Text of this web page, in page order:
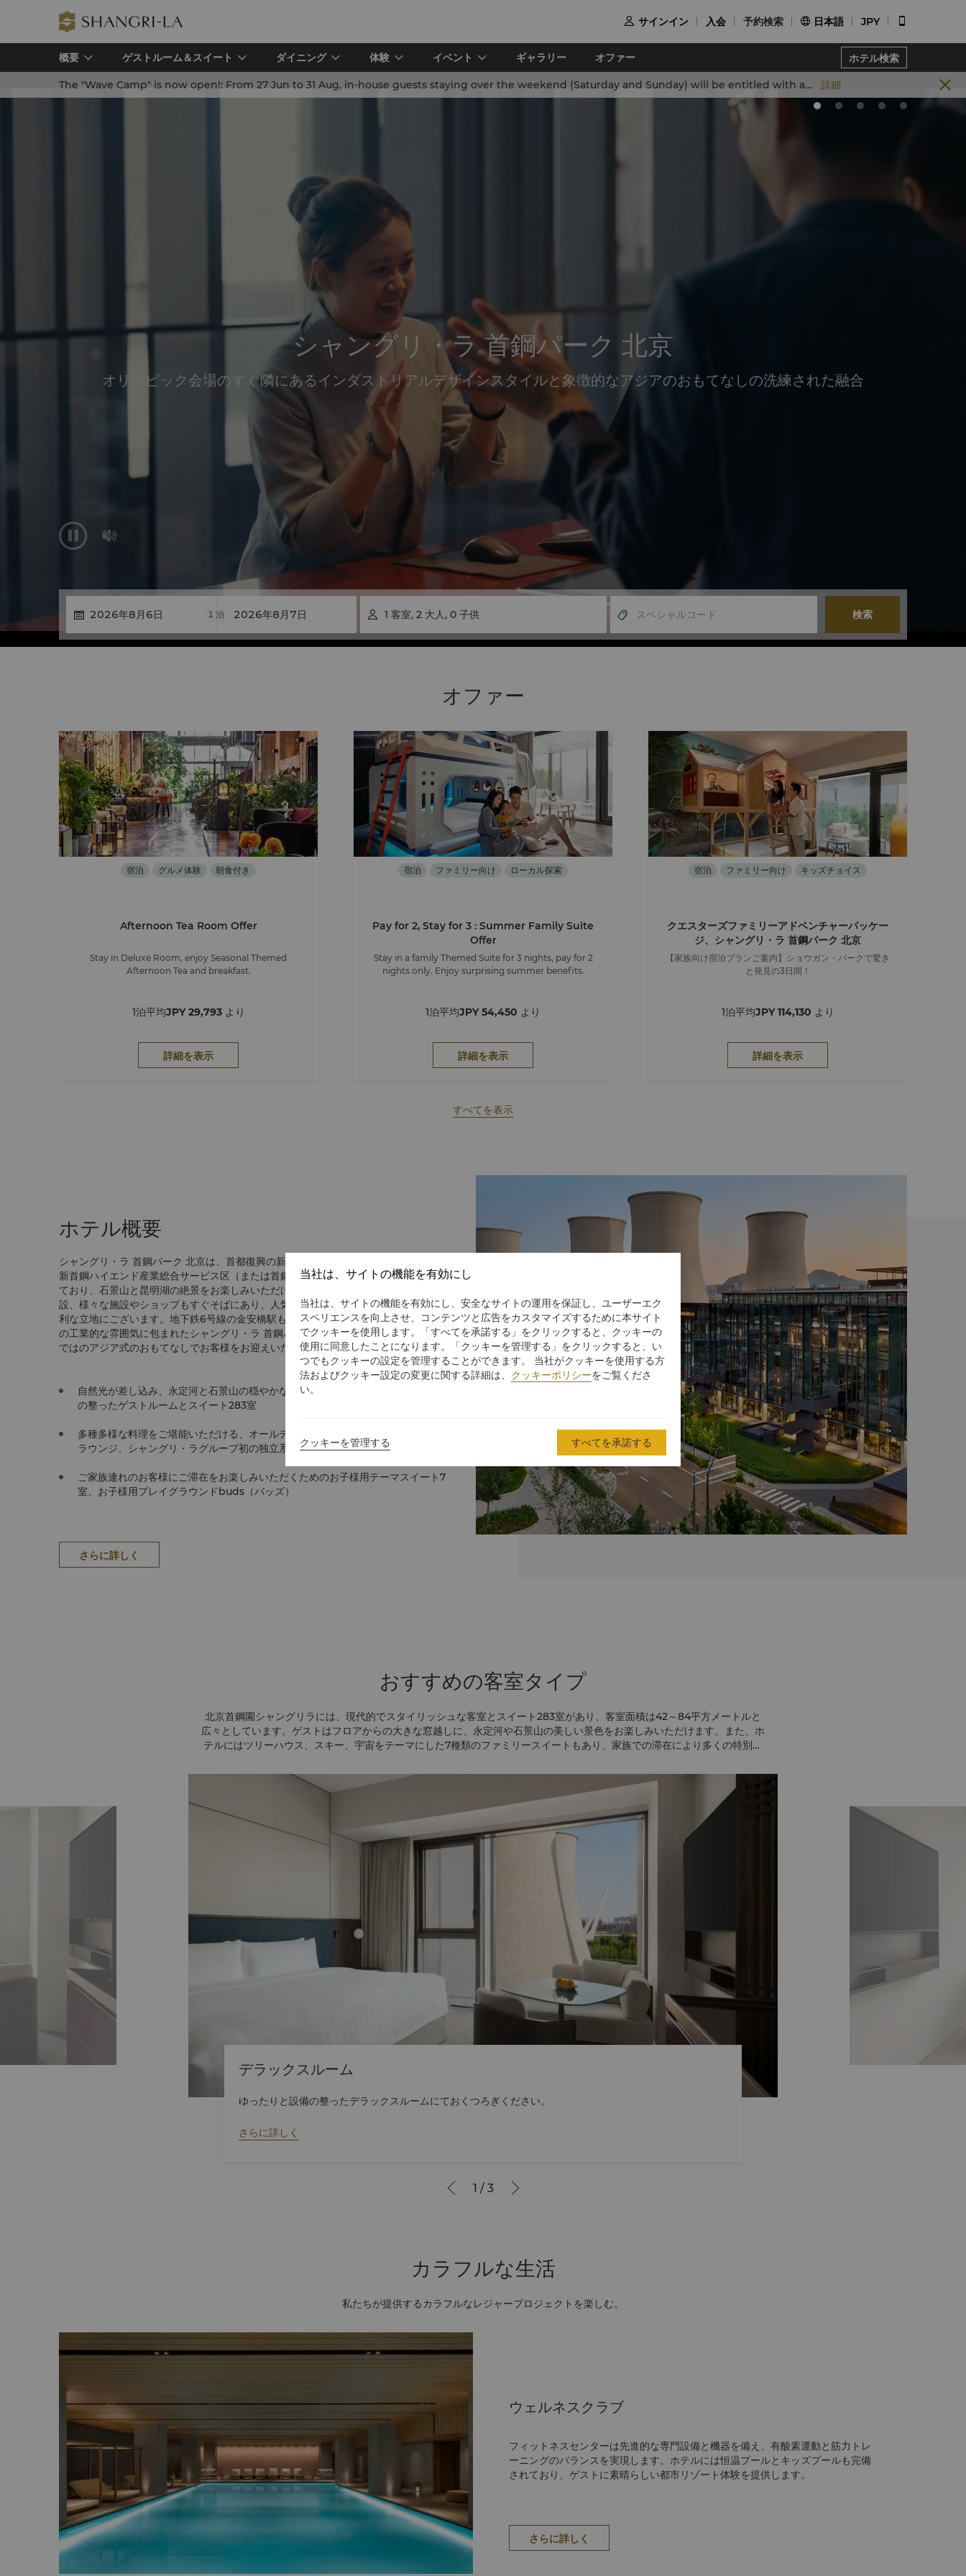
 サインイン 入会 予約検索  日本語 JPY
概要 ゲストルーム＆スイート ダイニング 体験 イベント ギャラリー オファー ホテル検索
The "Wave Camp" is now open!: From 27 Jun to 31 Aug, in-house guests staying over the weekend (Saturday and Sunday) will be entitled with access for two adults and one child to the Wave Camp throughout their stay. Join us and dive into your seasonal joy. 詳細 
シャングリ・ラ 首鋼パーク 北京
オリンピック会場のすぐ隣にあるインダストリアルデザインスタイルと象徴的なアジアのおもてなしの洗練された融合
 
1 泊  1 客室, 2 大人 , 0 子供 検索
オファー
宿泊 グルメ体験 朝食付き
Afternoon Tea Room Offer
Stay in Deluxe Room, enjoy Seasonal Themed
Afternoon Tea and breakfast.
1泊平均JPY 29,793より
詳細を表示
宿泊 ファミリー向け ローカル探索
Pay for 2, Stay for 3 : Summer Family Suite
Offer
Stay in a family Themed Suite for 3 nights, pay for 2
nights only. Enjoy surprising summer benefits.
1泊平均JPY 54,450 より
詳細を表示
宿泊 ファミリー向け キッズチョイス
クエスターズファミリーアドベンチャーパッケー
ジ、シャングリ・ラ 首鋼パーク 北京
【家族向け宿泊プランご案内】ショウガン・パークで驚き
と発見の3日間！
1泊平均JPY 114,130 より
詳細を表示
すべてを表示
ホテル概要
シャングリ・ラ 首鋼パーク 北京は、首都復興の新しいランドマークとして知られる、
新首鋼ハイエンド産業総合サービス区（または首鋼パーク）の便利な中心部に位置し
ており、石景山と昆明湖の絶景をお楽しみいただけます。六工汇やオフィス複合施
設、様々な施設やショップもすぐそばにあり、人気観光名所へのアクセスも容易で便
利な立地にございます。地下鉄6号線の金安橋駅も近郊にございます。100年以上も前
の工業的な雰囲気に包まれたシャングリ・ラ 首鋼パーク 北京は、シャングリ・ラなら
ではのアジア式のおもてなしでお客様をお迎えいたします。
自然光が差し込み、永定河と石景山の穏やかな景色をお楽しみいただける、設備
の整ったゲストルームとスイート283室
多種多様な料理をご堪能いただける、オールデーダイニングレストラン、ロビー
ラウンジ、シャングリ・ラグループ初の独立系レストラン
ご家族連れのお客様にご滞在をお楽しみいただくためのお子様用テーマスイート7
室、お子様用プレイグラウンドbuds（バッズ）
さらに詳しく
おすすめの客室タイプ
北京首鋼園シャングリラには、現代的でスタイリッシュな客室とスイート283室があり、客室面積は42～84平方メートルと
広々としています。ゲストはフロアからの大きな窓越しに、永定河や石景山の美しい景色をお楽しみいただけます。また、ホ
テルにはツリーハウス、スキー、宇宙をテーマにした7種類のファミリースイートもあり、家族での滞在により多くの特別な
デラックスルーム
ゆったりと設備の整ったデラックスルームにておくつろぎください。
さらに詳しく
 1 /3 
カラフルな生活
私たちが提供するカラフルなレジャープロジェクトを楽しむ。
ウェルネスクラブ
フィットネスセンターは先進的な専門設備と機器を備え、有酸素運動と筋力トレ
ーニングのバランスを実現します。ホテルには恒温プールとキッズプールも完備
されており、ゲストに素晴らしい都市リゾート体験を提供します。
さらに詳しく
当社は、サイトの機能を有効にし
当社は、サイトの機能を有効にし、安全なサイトの運用を保証し、ユーザーエク
スペリエンスを向上させ、コンテンツと広告をカスタマイズするために本サイト
でクッキーを使用します。「すべてを承諾する」をクリックすると、クッキーの
使用に同意したことになります。「クッキーを管理する」をクリックすると、い
つでもクッキーの設定を管理することができます。 当社がクッキーを使用する方
法およびクッキー設定の変更に関する詳細は、 クッキーポリシーをご覧くださ
い。
クッキーを管理する すべてを承諾する